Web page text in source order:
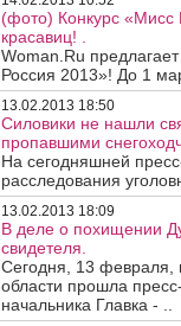
(фото) Конкурс «Мисс
красавиц! .
Woman.Ru
Россия 2013»! До 1
13.02.2013 18:50
Силовики не нашли
пропавшими
На сегодняшней
расследования
13.02.2013 18:09
В деле о похищении
свидетеля.
Сегодня, 13 февраля,
области прошла
начальника Главка - ..